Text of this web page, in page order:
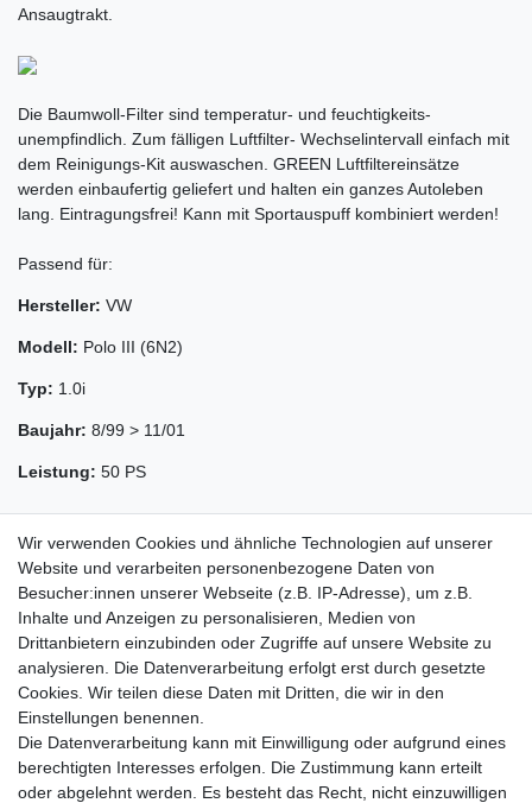
Ansaugtrakt.
Die Baumwoll-Filter sind temperatur- und feuchtigkeits-
unempfindlich. Zum fälligen Luftfilter- Wechselintervall einfach mit
dem Reinigungs-Kit auswaschen. GREEN Luftfiltereinsätze
werden einbaufertig geliefert und halten ein ganzes Autoleben
lang. Eintragungsfrei! Kann mit Sportauspuff kombiniert werden!
Passend für:
Hersteller: VW
Modell: Polo III (6N2)
Typ: 1.0i
Baujahr: 8/99 > 11/01
Leistung: 50 PS
Zahlung und Versand
Impressum Daten­schutz­erklärung AGB
Wir verwenden Cookies und ähnliche Technologien auf unserer
Website und verarbeiten personenbezogene Daten von
Besucher:innen unserer Webseite (z.B. IP-Adresse), um z.B.
Inhalte und Anzeigen zu personalisieren, Medien von
Drittanbietern einzubinden oder Zugriffe auf unsere Website zu
analysieren. Die Datenverarbeitung erfolgt erst durch gesetzte
Cookies. Wir teilen diese Daten mit Dritten, die wir in den
Einstellungen benennen.
Die Datenverarbeitung kann mit Einwilligung oder aufgrund eines
berechtigten Interesses erfolgen. Die Zustimmung kann erteilt
oder abgelehnt werden. Es besteht das Recht, nicht einzuwilligen